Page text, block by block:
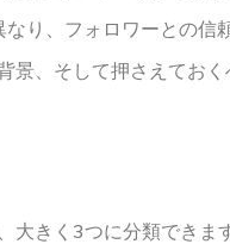
り、フォロワーとの
、そして押さえてお
大きく3つに分類でき